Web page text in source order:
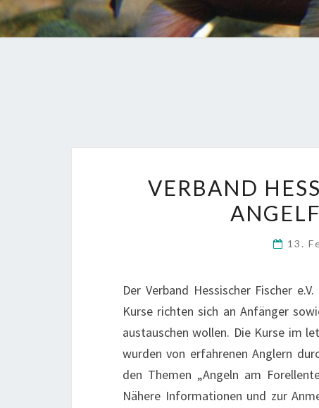
VERBAND
13.
Der Verband Hessischer Fischer
Kurse richten sich an Anfänger
austauschen wollen. Die Kurse im
wurden von erfahrenen Anglern
den Themen „Angeln am
Nähere Informationen und zur